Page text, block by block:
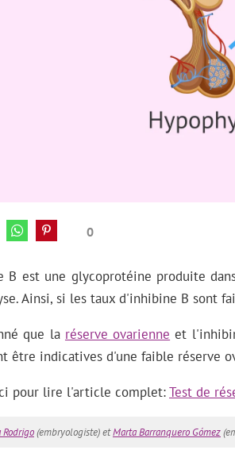
0
B est une glycoprotéine produite
Ainsi, si les taux d'inhibine B sont
que la réserve ovarienne et
être indicatives d'une faible réserve
pour lire l'article complet:Test de
Rodrigo(embryologiste) etMarta Barranquero Gómez